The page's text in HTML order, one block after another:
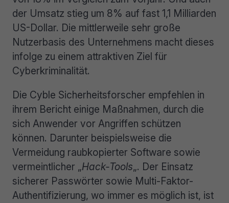
der Umsatz stieg um 8% auf fast 1,1 Milliarden
US-Dollar. Die mittlerweile sehr große
Nutzerbasis des Unternehmens macht dieses
infolge zu einem attraktiven Ziel für
Cyberkriminalität.
Die Cyble Sicherheitsforscher empfehlen in
ihrem Bericht einige Maßnahmen, durch die
sich Anwender vor Angriffen schützen
können. Darunter beispielsweise die
Vermeidung raubkopierter Software sowie
vermeintlicher „Hack-Tools„. Der Einsatz
sicherer Passwörter sowie Multi-Faktor-
Authentifizierung, wo immer es möglich ist, ist